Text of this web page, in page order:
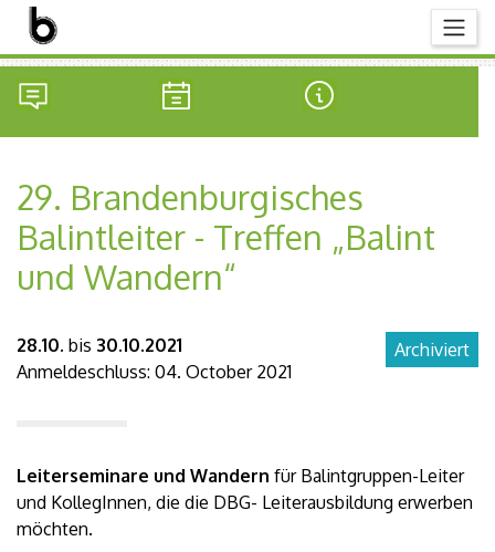
29. Brandenburgisches
Balintleiter - Treffen „Balint
und Wandern“
Archiviert
28.10. bis 30.10.2021
Anmeldeschluss: 04. October 2021
Leiterseminare und Wandern für Balintgruppen-Leiter
und KollegInnen, die die DBG- Leiterausbildung erwerben
möchten.